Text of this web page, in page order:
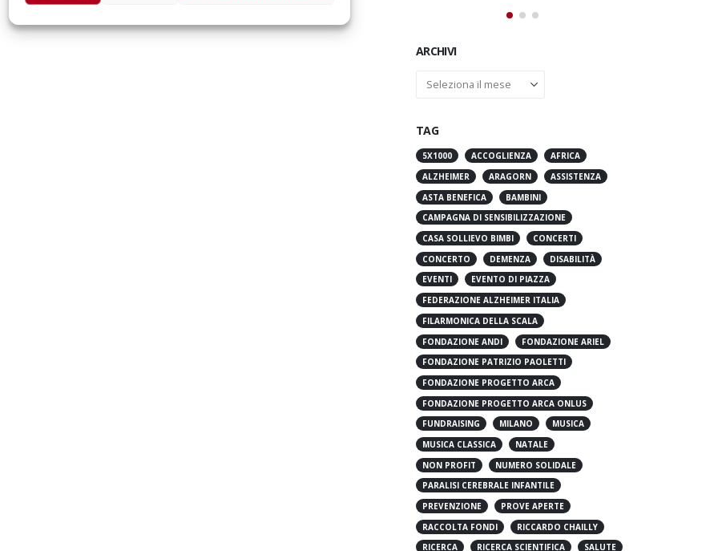
TAG
5X1000 ACCOGLIENZA
AFRICA
ALZHEIMER
ARAGORN
ASTA BENEFICA
BAMBINI
CAMPAGNA DI SENSIBILIZZAZIONE
CASA SOLLIEVO BIMBI
CONCERTI
CONCERTO
DEMENZA
DISABILITÀ
EVENTI
EVENTO DI PIAZZA
FEDERAZIONE ALZHEIMER ITALIA
FILARMONICA DELLA SCALA
FONDAZIONE ANDI
FONDAZIONE ARIEL
FONDAZIONE PATRIZIO PAOLETTI
FONDAZIONE PROGETTO ARCA
FONDAZIONE PROGETTO ARCA ONLUS
FUNDRAISING
MILANO
MUSICA
MUSICA CLASSICA
NATALE
NON PROFIT
NUMERO SOLIDALE
PARALISI CEREBRALE INFANTILE
PREVENZIONE
PROVE APERTE
RACCOLTA FONDI
RICCARDO CHAILLY